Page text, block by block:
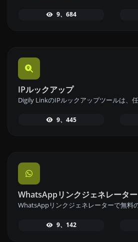
9、684
IPルックアップ
9、445
WhatsAppリンクジェネレーター
9、142